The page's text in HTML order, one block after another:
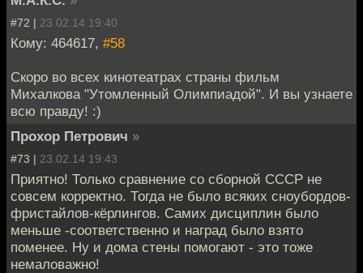
#72 | 23.02.14 19:40
Кому: 464617, #58
Скоро во всех кинотеатрах страны фильм
Михалкова "Утомленный Олимпиадой". И вы узнаете
всю правду! :)
Прохор Петрович »
#73 | 23.02.14 19:43
Приятно! Только сравнение со сборной СССР не
совсем корректно. Тогда не было всяких сноубордов-
фристайлов-кёрлингов. Самих дисциплин было
меньше -соответственно и наград было взято
поменее. Ну и дома стены помогают - это тоже
немаловажно!